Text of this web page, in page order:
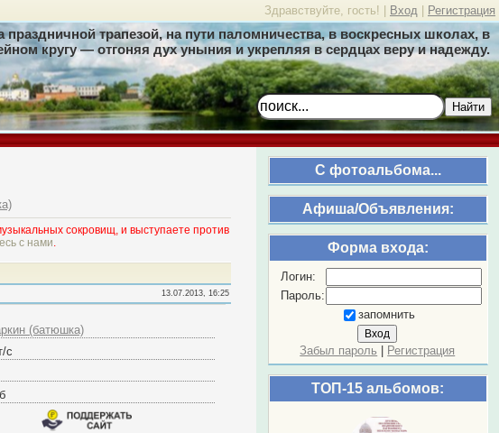
Здравствуйте, гость! | Вход Регистрация
трапезой, на пути паломничества, в воскресных школах, в
кругу — отгоняя дух уныния и укрепляя в сердцах веру и надежду.
Найти
C фотоальбома...
Афиша/Объявления:
Форма входа:
Логин:
Пароль:
запомнить
Забыл пароль Регистрация
ТОП-15 альбомов:
сокровищ, и выступаете против
с нами.
13.07.2013, 16:25
(батюшка)
с